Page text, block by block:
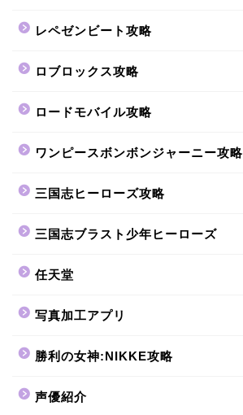
レペゼンビート攻略
ロブロックス攻略
ロードモバイル攻略
ワンピースボンボンジャーニー攻略
三国志ヒーローズ攻略
三国志ブラスト少年ヒーローズ
任天堂
写真加工アプリ
勝利の女神:NIKKE攻略
声優紹介